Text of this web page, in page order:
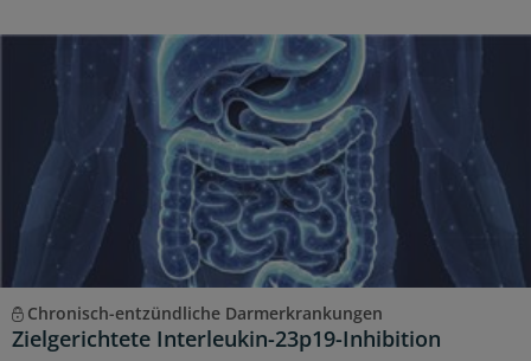
Chronisch-entzündliche Darmerkrankungen
Zielgerichtete Interleukin-23p19-Inhibition